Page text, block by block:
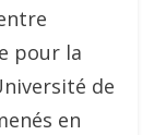
pour la
de
en